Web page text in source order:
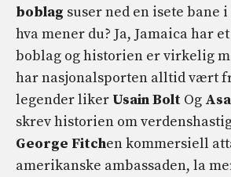
boblag suser ned en isete bane
hva mener du? Ja, Jamaica har
boblag og historien er virkelig
har nasjonalsporten alltid vært
legender liker Usain Bolt Og
skrev historien om
George Fitchen kommersiell
amerikanske ambassaden, la